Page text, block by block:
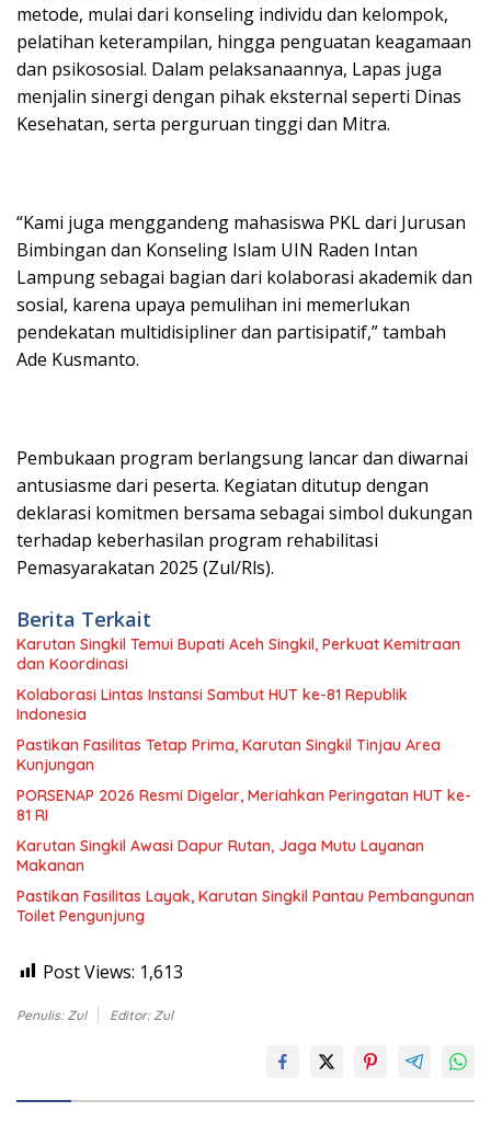
metode, mulai dari konseling individu dan kelompok,
pelatihan keterampilan, hingga penguatan keagamaan
dan psikososial. Dalam pelaksanaannya, Lapas juga
menjalin sinergi dengan pihak eksternal seperti Dinas
Kesehatan, serta perguruan tinggi dan Mitra.
“Kami juga menggandeng mahasiswa PKL dari Jurusan
Bimbingan dan Konseling Islam UIN Raden Intan
Lampung sebagai bagian dari kolaborasi akademik dan
sosial, karena upaya pemulihan ini memerlukan
pendekatan multidisipliner dan partisipatif,” tambah
Ade Kusmanto.
Pembukaan program berlangsung lancar dan diwarnai
antusiasme dari peserta. Kegiatan ditutup dengan
deklarasi komitmen bersama sebagai simbol dukungan
terhadap keberhasilan program rehabilitasi
Pemasyarakatan 2025 (Zul/Rls).
Berita Terkait
Karutan Singkil Temui Bupati Aceh Singkil, Perkuat Kemitraan
dan Koordinasi
Kolaborasi Lintas Instansi Sambut HUT ke-81 Republik
Indonesia
Pastikan Fasilitas Tetap Prima, Karutan Singkil Tinjau Area
Kunjungan
PORSENAP 2026 Resmi Digelar, Meriahkan Peringatan HUT ke-
81 RI
Karutan Singkil Awasi Dapur Rutan, Jaga Mutu Layanan
Makanan
Pastikan Fasilitas Layak, Karutan Singkil Pantau Pembangunan
Toilet Pengunjung
Post Views: 1,613
Penulis: Zul Editor: Zul